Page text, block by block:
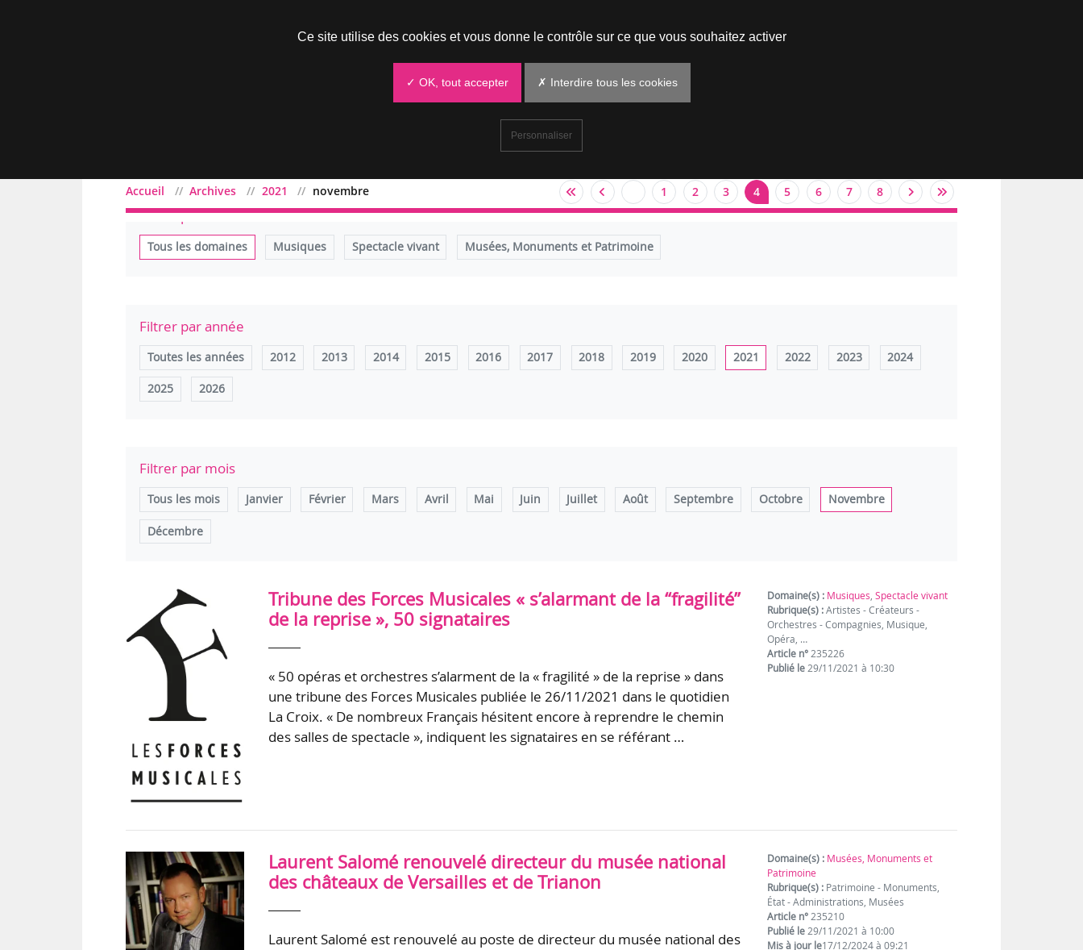
Accueil Archives 2021 novembre 1 2 3 4 5 6 7 8
Filtrer par domaine
Tous les domaines Musiques Spectacle vivant Musées, Monuments et Patrimoine
Filtrer par année
Toutes les années 2012 2013 2014 2015 2016 2017 2018 2019 2020 2021 2022 2023 2024
2025 2026
Filtrer par mois
Tous les mois Janvier Février Mars Avril Mai Juin Juillet Août Septembre Octobre Novembre
Décembre
Tribune des Forces Musicales « s’alarmant de la “fragilité”
de la reprise », 50 signataires
« 50 opéras et orchestres s’alarment de la « fragilité » de la reprise » dans
une tribune des Forces Musicales publiée le 26/11/2021 dans le quotidien
La Croix. « De nombreux Français hésitent encore à reprendre le chemin
des salles de spectacle », indiquent les signataires en se référant …
Domaine(s) : Musiques,Spectacle vivant
Rubrique(s) :Artistes - Créateurs -
Orchestres - Compagnies, Musique,
Opéra, …
Article n°235226
Publié le29/11/2021 à 10:30
Laurent Salomé renouvelé directeur du musée national
des châteaux de Versailles et de Trianon
Laurent Salomé est renouvelé au poste de directeur du musée national des
Domaine(s) : Musées, Monuments et
Patrimoine
Rubrique(s) : Patrimoine - Monuments,
État - Administrations, Musées
Article n°235210
Publié le29/11/2021 à 10:00
Mis à jour le17/12/2024 à 09:21
Ce site utilise des cookies et vous donne le contrôle sur ce que vous souhaitez activer
✓ OK, tout accepter ✗ Interdire tous les cookies
Personnaliser